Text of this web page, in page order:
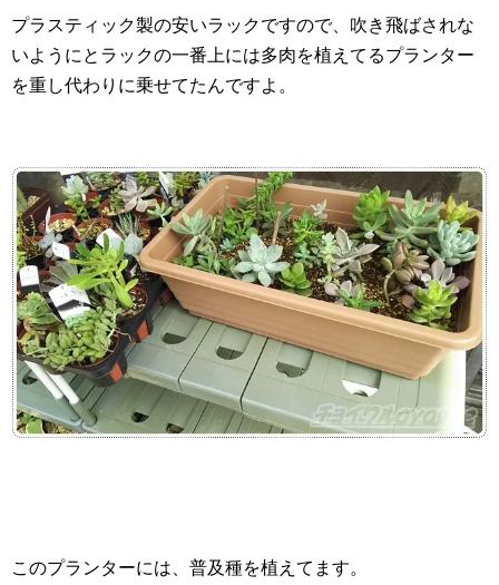
プラスティック製の安いラックですので、吹き飛ばされな
いようにとラックの一番上には多肉を植えてるプランター
を重し代わりに乗せてたんですよ。
このプランターには、普及種を植えてます。